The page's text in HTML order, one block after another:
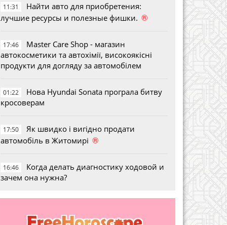
11:31
Найти авто для приобретения:
лучшие ресурсы и полезные фишки. ®
17:46
Master Care Shop - магазин
автокосметики та автохімії, високоякісні
продукти для догляду за автомобілем
01:22
Нова Hyundai Sonata програла битву
кросоверам
17:50
Як швидко і вигідно продати
автомобіль в Житомирі ®
16:46
Когда делать диагностику ходовой и
зачем она нужна?